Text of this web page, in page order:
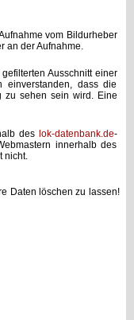
vom Bildurheber
an der Aufnahme.
Ausschnitt einer
einverstanden, dass die
zu sehen sein wird. Eine
des lok-datenbank.de-
innerhalb des
nicht.
Daten löschen zu lassen!